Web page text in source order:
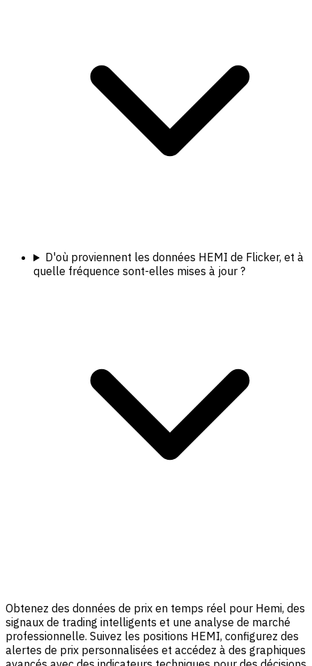
D'où proviennent les données HEMI de Flicker, et à
quelle fréquence sont-elles mises à jour ?
Obtenez des données de prix en temps réel pour Hemi, des
signaux de trading intelligents et une analyse de marché
professionnelle. Suivez les positions HEMI, configurez des
alertes de prix personnalisées et accédez à des graphiques